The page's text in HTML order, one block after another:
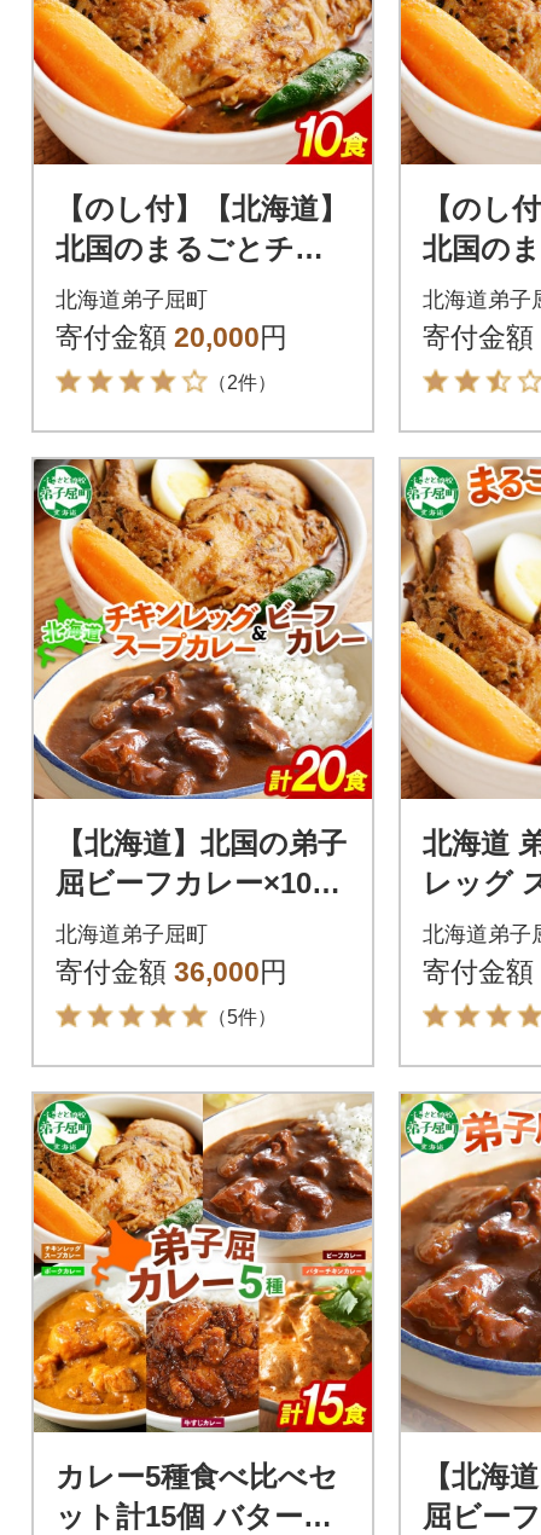
【のし付】【北海道】
北国のまるごとチキ
ンレッグスープカレ
ー300g×10個 578
北海道弟子屈町
寄付金額 20,000円
（2件）
【のし
北国の
ンレッ
ー
北海道弟子
寄付金額
【北海道】北国の弟子
屈ビーフカレー×10個
&丸ごとチキンレッグ
スープカレー×10個 3
749
北海道弟子屈町
寄付金額 36,000円
（5件）
北海道
レッグ
お試し
軽レト
3
北海道弟子
寄付金額
カレー5種食べ比べセ
ット計15個 バターチ
【北海
屈ビー